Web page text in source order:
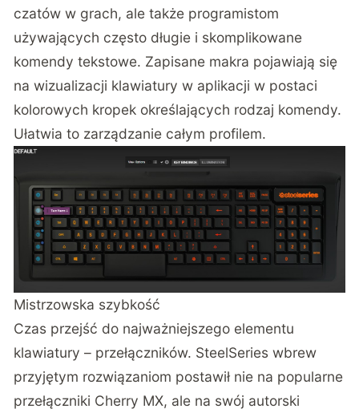
czatów w grach, ale także programistom
używających często długie i skomplikowane
komendy tekstowe. Zapisane makra pojawiają się
na wizualizacji klawiatury w aplikacji w postaci
kolorowych kropek określających rodzaj komendy.
Ułatwia to zarządzanie całym profilem.
Mistrzowska szybkość
Czas przejść do najważniejszego elementu
klawiatury – przełączników. SteelSeries wbrew
przyjętym rozwiązaniom postawił nie na popularne
przełączniki Cherry MX, ale na swój autorski